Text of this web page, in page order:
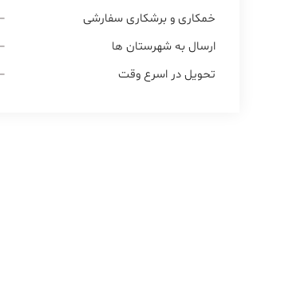
خمکاری و برشکاری سفارشی
ارسال به شهرستان ها
تحویل در اسرع وقت